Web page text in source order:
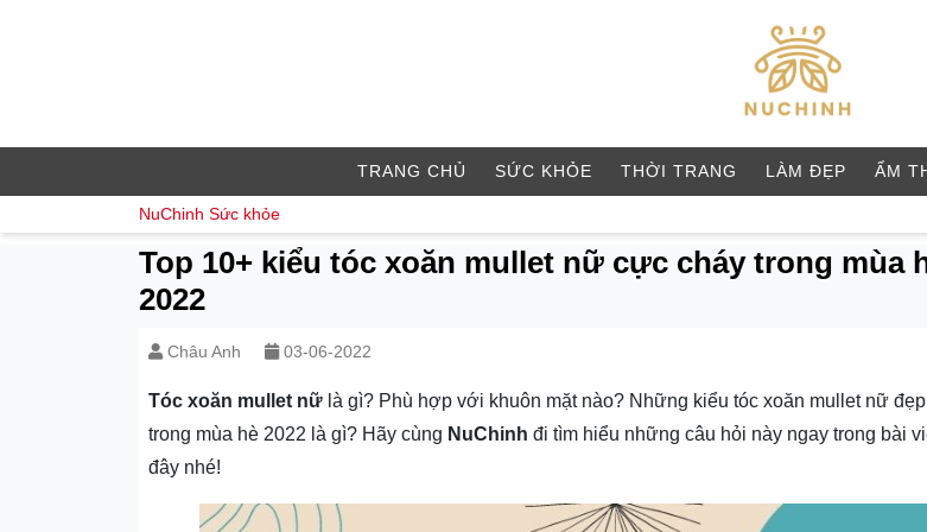
TRANG CHỦ SỨC KHỎE THỜI TRANG LÀM ĐẸP ẨM
NuChinh Sức khỏe
Top 10+ kiểu tóc xoăn mullet nữ cực cháy trong mùa
2022
Châu Anh 03-06-2022
Tóc xoăn mullet nữ là gì? Phù hợp với khuôn mặt nào? Những kiểu tóc xoăn mullet nữ
trong mùa hè 2022 là gì? Hãy cùng NuChinh đi tìm hiểu những câu hỏi này ngay trong bài
đây nhé!